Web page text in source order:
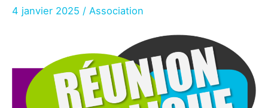
4 janvier 2025 / Association